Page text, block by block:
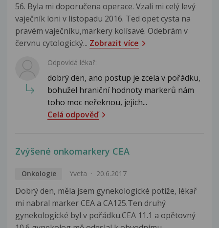
56. Byla mi doporučena operace. Vzali mi celý levý
vaječník loni v listopadu 2016. Ted opet cysta na
pravém vaječníku,markery kolísavé. Odebrám v
červnu cytologický... Zobrazit více
Odpovídá lékař:
dobrý den, ano postup je zcela v pořádku,
bohužel hraniční hodnoty markerů nám
toho moc neřeknou, jejich...
Celá odpověď
Zvýšené onkomarkery CEA
Onkologie Yveta 20.6.2017
Dobrý den, měla jsem gynekologické potíže, lékař
mi nabral marker CEA a CA125.Ten druhý
gynekologické byl v pořádku.CEA 11.1 a opětovný